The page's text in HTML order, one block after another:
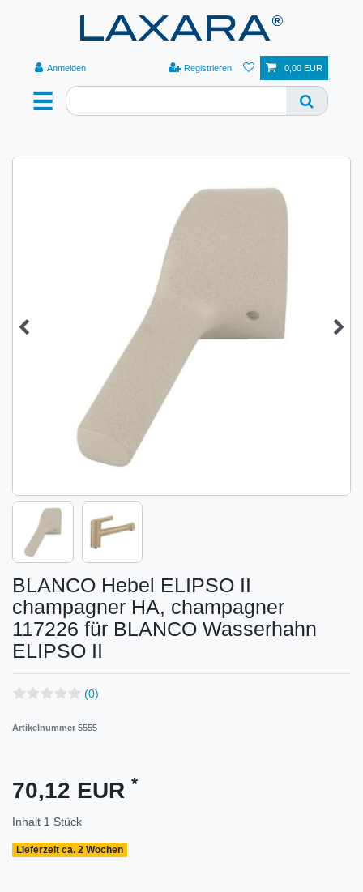
☰
Anmelden Registrieren 0,00 EUR
BLANCO Hebel ELIPSO II
champagner HA, champagner
117226 für BLANCO Wasserhahn
ELIPSO II
(0)
Artikelnummer 5555
70,12 EUR *
Inhalt 1 Stück
Lieferzeit ca. 2 Wochen